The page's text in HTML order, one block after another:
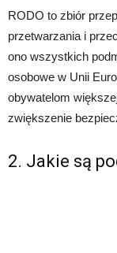
RODO to zbiór
przetwarzania i
ono wszystkich
osobowe w Unii
obywatelom
zwiększenie
2. Jakie są